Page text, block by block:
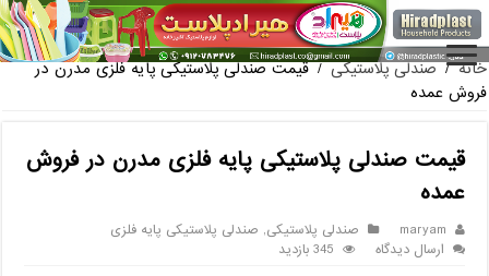
فروش گلدان پلاستیکی گلخا
خانه / صندلی پلاستیکی / قیمت صندلی پلاستیکی پایه فلزی مدرن در
فروش عمده
قیمت صندلی پلاستیکی پایه فلزی مدرن در فروش
عمده
maryam صندلی پلاستیکی, صندلی پلاستیکی پایه فلزی
ارسال دیدگاه
345 بازدید